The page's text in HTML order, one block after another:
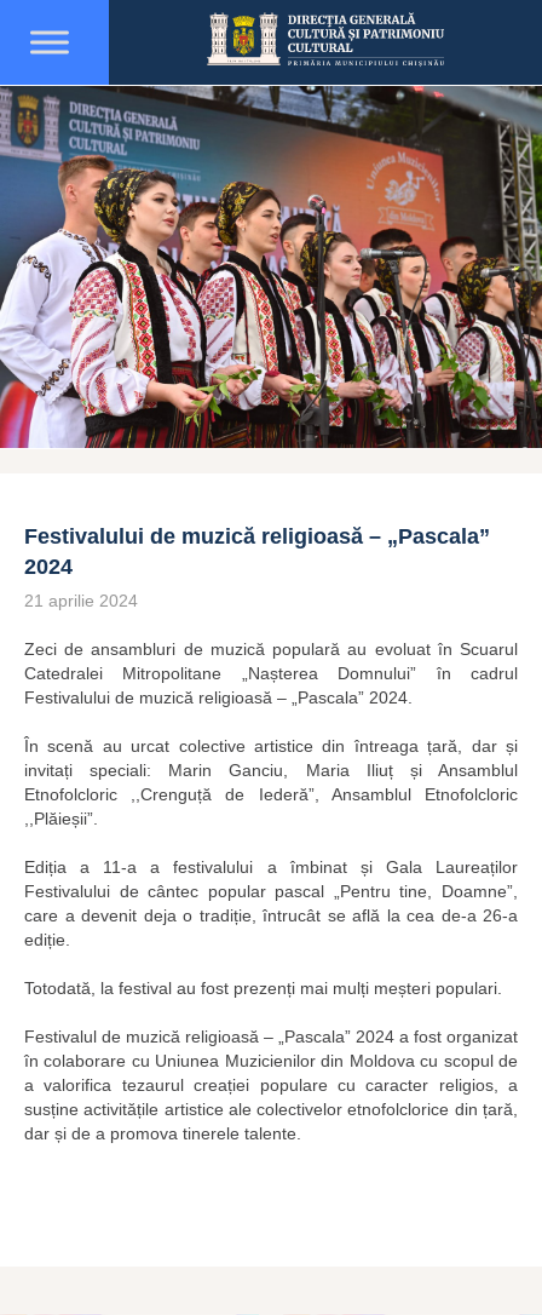
Festivalului de muzică religioasă – „Pascala”
2024
21 aprilie 2024
Zeci de ansambluri de muzică populară au evoluat în Scuarul
Catedralei Mitropolitane „Nașterea Domnului” în cadrul
Festivalului de muzică religioasă – „Pascala” 2024.
În scenă au urcat colective artistice din întreaga țară, dar și
invitați speciali: Marin Ganciu, Maria Iliuț și Ansamblul
Etnofolcloric ,,Crenguță de Iederă”, Ansamblul Etnofolcloric
,,Plăieșii”.
Ediția a 11-a a festivalului a îmbinat și Gala Laureaților
Festivalului de cântec popular pascal „Pentru tine, Doamne”,
care a devenit deja o tradiție, întrucât se află la cea de-a 26-a
ediție.
Totodată, la festival au fost prezenți mai mulți meșteri populari.
Festivalul de muzică religioasă – „Pascala” 2024 a fost organizat
în colaborare cu Uniunea Muzicienilor din Moldova cu scopul de
a valorifica tezaurul creației populare cu caracter religios, a
susține activitățile artistice ale colectivelor etnofolclorice din țară,
dar și de a promova tinerele talente.